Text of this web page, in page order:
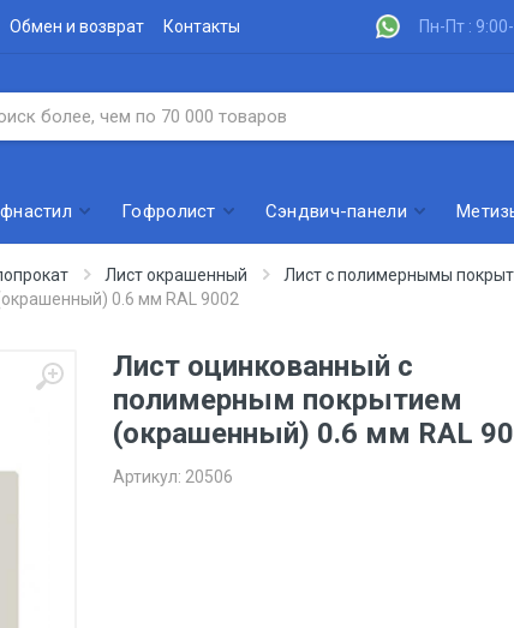
Обмен и возврат Контакты Пн-Пт :
Гофролист Сэндвич-панели
Лист окрашенный
Лист с полимернымы
0.6 мм RAL 9002
Лист оцинкованный с
полимерным покрытием
(окрашенный) 0.6 мм RAL
Артикул: 20506